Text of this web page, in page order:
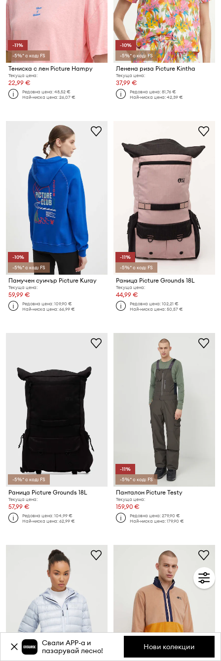
-11%
-5%* с код: FS
Тениска с лен Picture Hampy
Текуща цена:
22,99 €
Редовна цена:48,52 €
Най-ниска цена:26,07 €
-10%
-5%* с код: FS
Ленена риза Picture Kintha
Текуща цена:
37,99 €
Редовна цена:81,76 €
Най-ниска цена:42,39 €
-10%
-5%* с код: FS
Памучен суичър Picture Kuray
Текуща цена:
59,99 €
Редовна цена:109,90 €
Най-ниска цена:66,99 €
-11%
-5%* с код: FS
Раница Picture Grounds 18L
Текуща цена:
44,99 €
Редовна цена:102,21 €
Най-ниска цена:50,57 €
-5%* с код: FS
Раница Picture Grounds 18L
Текуща цена:
57,99 €
Редовна цена:104,99 €
Най-ниска цена:62,99 €
-11%
-5%* с код: FS
Панталон Picture Testy
Текуща цена:
159,90 €
Редовна цена:279,90 €
Най-ниска цена:179,90 €
Свали APP-a и
пазарувай лесно!
Нови колекции